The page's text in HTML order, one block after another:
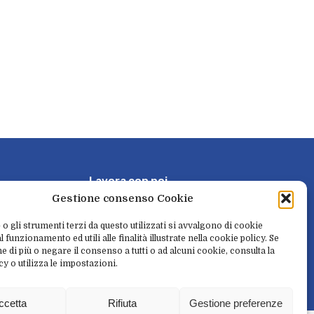
Gestione consenso Cookie
o gli strumenti terzi da questo utilizzati si avvalgono di cookie
funzionamento ed utili alle finalità illustrate nella cookie policy. Se
di più o negare il consenso a tutti o ad alcuni cookie, consulta la
o utilizza le impostazioni.
Rifiuta Gestione preferenze
Lavoraconnoi
Pr enotaeritira
New